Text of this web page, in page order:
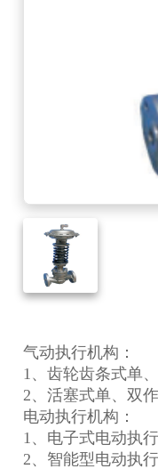
气动执行机构：
1、齿轮齿条式单
2、活塞式单、双
电动执行机构：
1、电子式电动执
2、智能型电动执